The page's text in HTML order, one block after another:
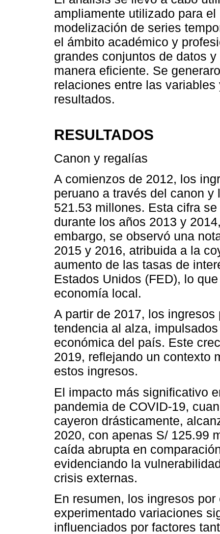
ampliamente utilizado para
modelización de series
el ámbito académico y
grandes conjuntos de datos
manera eficiente. Se
relaciones entre las
resultados.
RESULTADOS
Canon y regalías
A comienzos de 2012, los
peruano a través del canon
521.53 millones. Esta cifra
durante los años 2013 y
embargo, se observó una
2015 y 2016, atribuida a la
aumento de las tasas de
Estados Unidos (FED), lo
economía local.
A partir de 2017, los
tendencia al alza,
económica del país. Este
2019, reflejando un contexto
estos ingresos.
El impacto más significativo
pandemia de COVID-19,
cayeron drásticamente,
2020, con apenas S/ 125.99
caída abrupta en
evidenciando la
crisis externas.
En resumen, los ingresos
experimentado variaciones
influenciados por factores